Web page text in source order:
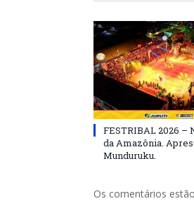
FESTRIBAL 2026 –
da Amazônia.
Munduruku.
Os comentários